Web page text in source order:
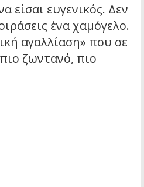
είσαι ευγενικός. Δεν
ένα χαμόγελο.
αγαλλίαση» που σε
ζωντανό, πιο